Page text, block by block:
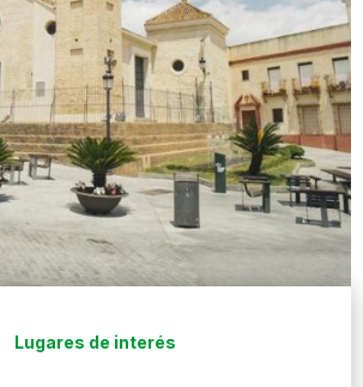
Lugares de interés